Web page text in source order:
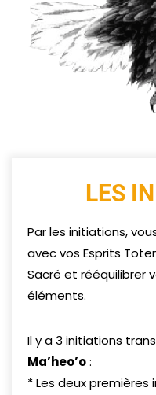
LES
Par les initiations,
avec vos Esprits
Sacré et rééquilibrer
éléments.
Il y a 3 initiations
Ma’heo’o:
* Les deux